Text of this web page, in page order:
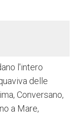
l'intero
delle
Conversano,
a Mare,